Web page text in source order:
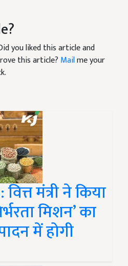
you liked this article and
this article? Mailme your
मंत्री ने किया
मिशन’ का
में होगी